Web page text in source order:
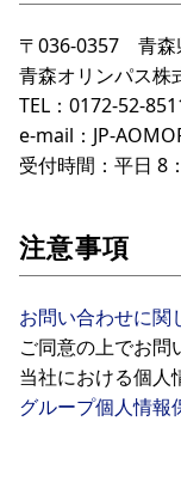
〒036-0357 青森
青森オリンパス
TEL：0172-52-
e-mail：JP-
受付時間：平日 8
注意事項
お問い合わせに関
ご同意の上でお問
当社における個人
グループ個人情報